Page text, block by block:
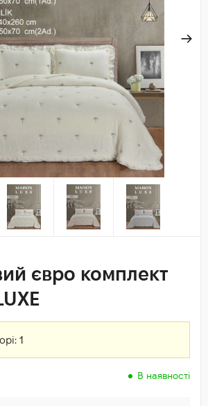
євро комплект
1
В наявності